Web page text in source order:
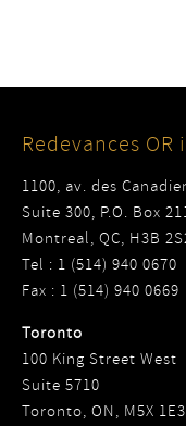
Redevances OR
1100, av. des
Suite 300, P.O. Box
Montreal, QC, H3B
Tel : 1 (514) 940 0670
Fax : 1 (514) 940 0669
Toronto
100 King Street West
Suite 5710
Toronto, ON, M5X 1E3